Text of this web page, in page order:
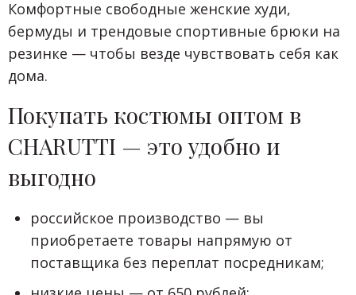
Комфортные свободные женские худи,
бермуды и трендовые спортивные брюки на
резинке — чтобы везде чувствовать себя как
дома.
Покупать костюмы оптом в
CHARUTTI — это удобно и
выгодно
российское производство — вы
приобретаете товары напрямую от
поставщика без переплат посредникам;